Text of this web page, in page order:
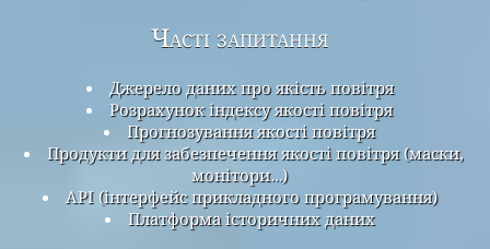
Часті запитання
Джерело даних про якість повітря
Розрахунок індексу якості повітря
Прогнозування якості повітря
Продукти для забезпечення якості повітря (маски,
монітори…)
API (інтерфейс прикладного програмування)
Платформа історичних даних